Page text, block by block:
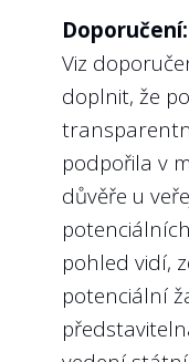
vlastníka,
na
výkon
státních
Na webu
členů
především
pohledu by
Doporučení:
Viz
doplnit, že
podpořila v
důvěře u
pohled vidí,
potenciální